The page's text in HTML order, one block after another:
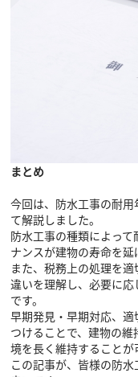
まとめ
今回は、防水工事の耐
て解説しました。
防水工事の種類によっ
ナンスが建物の寿命を延
また、税務上の処理を
違いを理解し、必要に
です。
早期発見・早期対応、
つけることで、建物の
境を長く維持することが
この記事が、皆様の防